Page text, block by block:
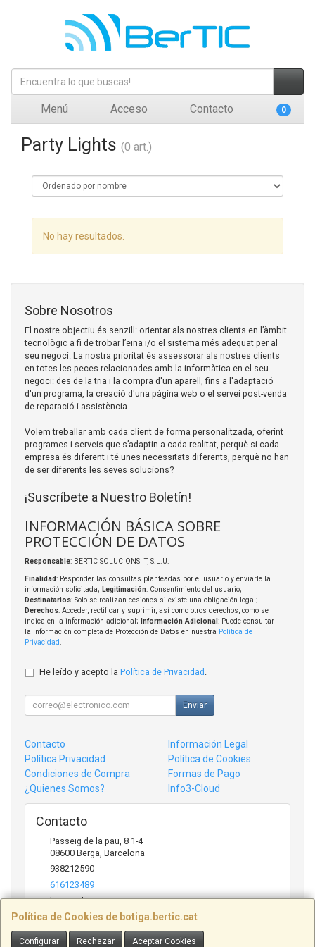
Menú Acceso Contacto 0
Party Lights (0 art.)
No hay resultados.
Política de Cookies de botiga.bertic.cat
Configurar Rechazar Aceptar Cookies
Sobre Nosotros
El nostre objectiu és senzill: orientar als nostres clients en l’àmbit
tecnològic a fi de trobar l’eina i/o el sistema més adequat per al
seu negoci. La nostra prioritat és assessorar als nostres clients
en totes les peces relacionades amb la informàtica en el seu
negoci: des de la tria i la compra d'un aparell, fins a l'adaptació
d'un programa, la creació d'una pàgina web o el servei post-venda
de reparació i assistència.
Volem treballar amb cada client de forma personalitzada, oferint
programes i serveis que s’adaptin a cada realitat, perquè si cada
empresa és diferent i té unes necessitats diferents, perquè no han
de ser diferents les seves solucions?
¡Suscríbete a Nuestro Boletín!
INFORMACIÓN BÁSICA SOBRE
PROTECCIÓN DE DATOS
Responsable: BERTIC SOLUCIONS IT, S.L.U.
Finalidad: Responder las consultas planteadas por el usuario y enviarle la
información solicitada; Legitimación: Consentimiento del usuario;
Destinatarios: Solo se realizan cesiones si existe una obligación legal;
Derechos: Acceder, rectificar y suprimir, así como otros derechos, como se
indica en la información adicional;
Información Adicional : Puede consultar
la información completa de Protección de Datos en nuestra Política de
Privacidad
He leído y acepto la Política de Privacidad .
Enviar
Contacto
Información Legal
Política Privacidad
Política de Cookies
Condiciones de Compra
Formas de Pago
¿Quienes Somos?
Info3-Cloud
Contacto
Passeig de la pau, 8 1-4
08600 Berga, Barcelona
938212590
616123489
bertic@bertic.cat